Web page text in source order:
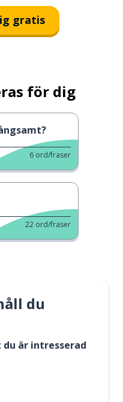
gratis
för dig
6 ord/fraser
22 ord/fraser
du
är intresserad